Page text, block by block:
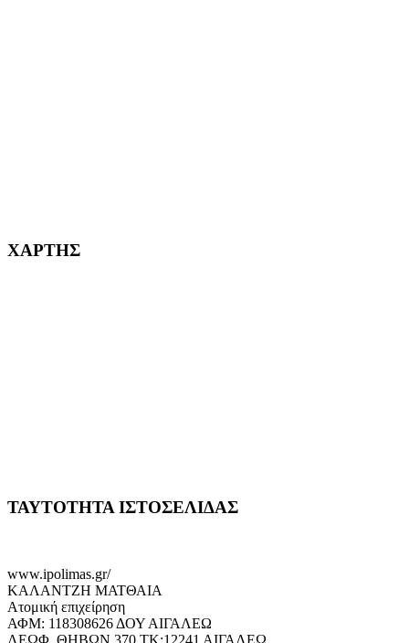
ΧΑΡΤΗΣ
ΤΑΥΤΟΤΗΤΑ ΙΣΤΟΣΕΛΙΔΑΣ
www.ipolimas.gr/
ΚΑΛΑΝΤΖΗ ΜΑΤΘΑΙΑ
Ατομική επιχείρηση
ΑΦΜ: 118308626 ΔΟΥ ΑΙΓΑΛΕΩ
ΛΕΩΦ. ΘΗΒΩΝ 370 ΤΚ:12241 ΑΙΓΑΛΕΩ